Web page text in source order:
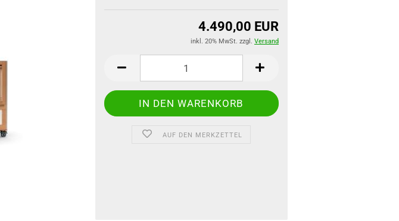
4.490,00 EUR
inkl. 20% MwSt. zzgl. Versand
AUF DEN MERKZETTEL